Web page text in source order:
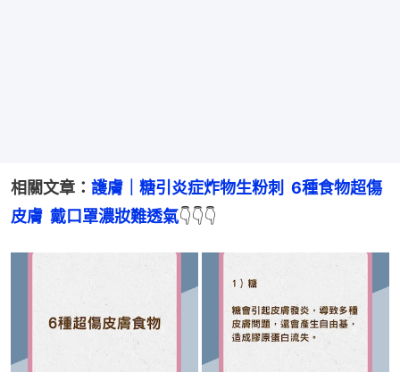
相關文章： 護膚｜糖引炎症炸物生粉刺  6種食物超傷
皮膚  戴口罩濃妝難透氣👇👇👇